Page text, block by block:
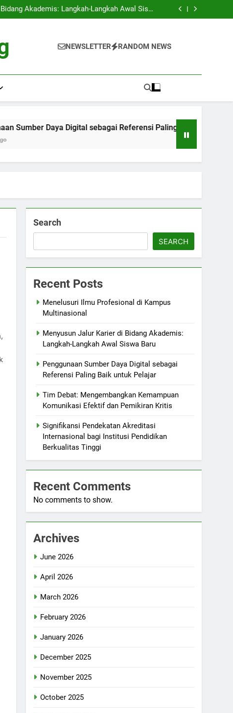
Awal Siswa
Baru
Digital sebagai Referensi Paling Baik untuk
Awal Siswa
Digital sebagai Referensi Paling Baik untuk
NEWSLETTER RANDOM NEWS
Daya Digital sebagai Referensi Paling Baik untuk Pelajar
Search
SEARCH
Recent Posts
Menelusuri Ilmu Profesional di Kampus
Multinasional
Menyusun Jalur Karier di Bidang Akademis:
Langkah-Langkah Awal Siswa Baru
Penggunaan Sumber Daya Digital sebagai
Referensi Paling Baik untuk Pelajar
Tim Debat: Mengembangkan Kemampuan
Komunikasi Efektif dan Pemikiran Kritis
Signifikansi Pendekatan Akreditasi
Internasional bagi Institusi Pendidikan
Berkualitas Tinggi
Recent Comments
No comments to show.
Archives
June 2026
April 2026
March 2026
February 2026
January 2026
December 2025
November 2025
October 2025